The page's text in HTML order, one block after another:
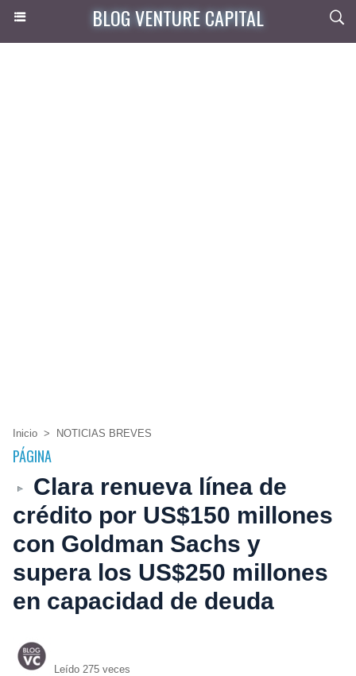
BLOG VENTURE CAPITAL
Inicio > NOTICIAS BREVES
PÁGINA
Clara renueva línea de
crédito por US$150 millones
con Goldman Sachs y
supera los US$250 millones
en capacidad de deuda
Leído 275 veces